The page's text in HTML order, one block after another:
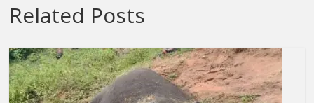
Related Posts